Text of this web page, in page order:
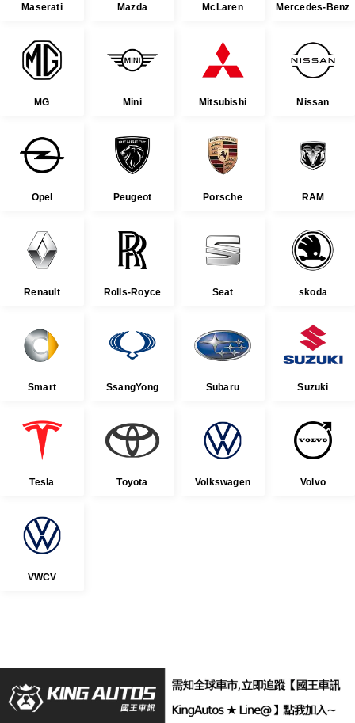
Maserati Mazda McLaren Mercedes-Benz
MG Mini Mitsubishi Nissan
Opel Peugeot Porsche RAM
Renault Rolls-Royce Seat skoda
Smart SsangYong Subaru Suzuki
Tesla Toyota Volkswagen Volvo
VWCV